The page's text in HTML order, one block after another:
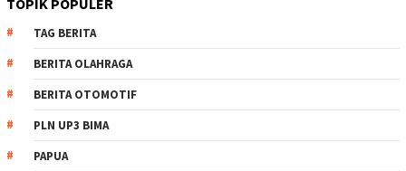
TAG BERITA
BERITA OLAHRAGA
BERITA OTOMOTIF
PLN UP3 BIMA
PAPUA